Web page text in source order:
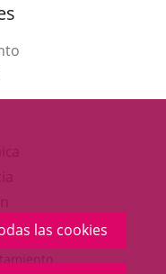
las cookies
aplicación
externa.